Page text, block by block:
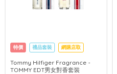
特價 禮品套裝 網購店取
Tommy Hilfiger Fragrance -
TOMMY EDT男女對香套裝